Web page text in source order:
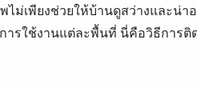
ม่เพียงช่วยให้บ้านดูสว่างและน่า
ารใช้งานแต่ละพื้นที่ นี่คือวิธีการติ